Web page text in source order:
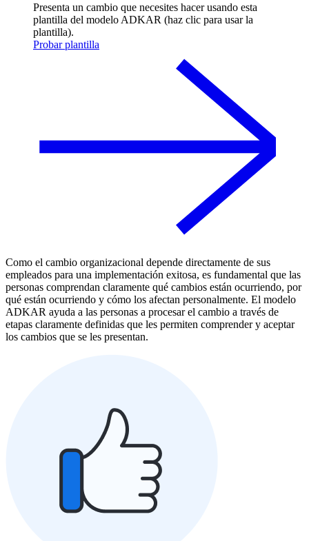
Presenta un cambio que necesites hacer usando esta
plantilla del modelo ADKAR (haz clic para usar la
plantilla).
Probar plantilla
Como el cambio organizacional depende directamente de sus
empleados para una implementación exitosa, es fundamental que las
personas comprendan claramente qué cambios están ocurriendo, por
qué están ocurriendo y cómo los afectan personalmente. El modelo
ADKAR ayuda a las personas a procesar el cambio a través de
etapas claramente definidas que les permiten comprender y aceptar
los cambios que se les presentan.